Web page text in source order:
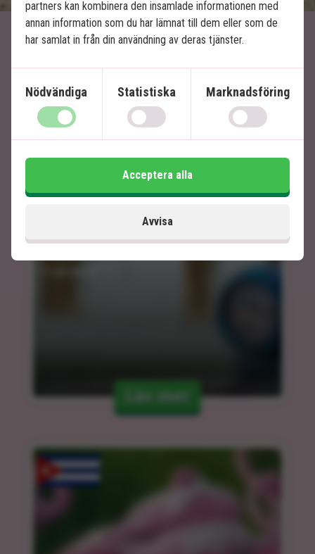
Artiklar relaterade till
Kuba
Havanna
Läs mer
partners kan kombinera den insamlade informationen med
annan information som du har lämnat till dem eller som de
har samlat in från din användning av deras tjänster.
Nödvändiga Statistiska Marknadsföring
Avvisa
Acceptera alla